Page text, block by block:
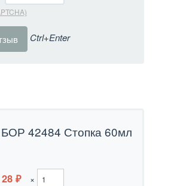
Ctrl+Enter
БОР 42484 Стопка 60мл
28 ₽ ×